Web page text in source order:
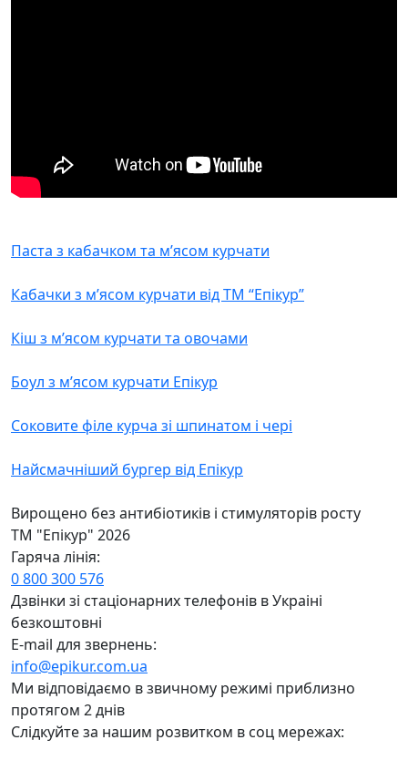
Паста з кабачком та м’ясом курчати
Кабачки з м’ясом курчати від ТМ “Епікур”
Кіш з м’ясом курчати та овочами
Боул з м’ясом курчати Епікур
Соковите філе курча зі шпинатом і чері
Найсмачніший бургер від Епікур
Вирощено без антибiотикiв i стимуляторiв росту
ТМ "Епікур" 2026
Гаряча лiнiя:
0 800 300 576
Дзвiнки зi стацiонарних телефонiв в Украiнi
безкоштовнi
E-mail для звернень:
info@epikur.com.ua
Ми відповідаємо в звичному режимі приблизно
протягом 2 днів
Слідкуйте за нашим розвитком в соц мережах: